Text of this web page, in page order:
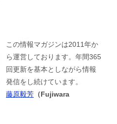
この情報マガジンは2011年か
ら運営しております。年間365
回更新を基本としながら情報
発信をし続けています。
藤原毅芳 （Fujiwara